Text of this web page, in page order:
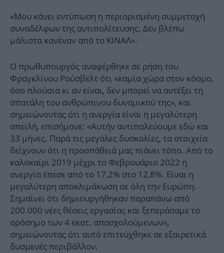
«Μου κάνει εντύπωση η περιορισμένη συμμετοχή
συναδέλφων της αντιπολίτευσης. Δεν βλέπω
μάλιστα κανέναν από το ΚΙΝΑΛ».
Ο πρωθυπουργός αναφέρθηκε σε ρήση του
Φραγκλίνου Ρούσβελτ ότι «καμία χώρα στον κόσμο,
όσο πλούσια κι αν είναι, δεν μπορεί να αντέξει τη
σπατάλη του ανθρώπινου δυναμικού της», και
σημειώνοντας ότι η ανεργία είναι η μεγαλύτερη
απειλή, επισήμανε: «Αυτήν αντιπαλεύουμε εδώ και
33 μήνες. Παρά τις μεγάλες δυσκολίες, τα στοιχεία
δείχνουν ότι η προσπάθειά μας πιάνει τόπο. Από το
καλοκαίρι 2019 μέχρι το Φεβρουάριο 2022 η
ανεργία έπεσε από το 17,2% στο 12,8%. Είναι η
μεγαλύτερη αποκλιμάκωση σε όλη την Ευρώπη.
Σημαίνει ότι δημιουργήθηκαν παραπάνω από
200.000 νέες θέσεις εργασίας και ξεπεράσαμε το
ορόσημο των 4 εκατ. απασχολούμενων»,
σημειώνοντας ότι αυτό επιτεύχθηκε σε εξαιρετικά
δυσμενές περιβάλλον.